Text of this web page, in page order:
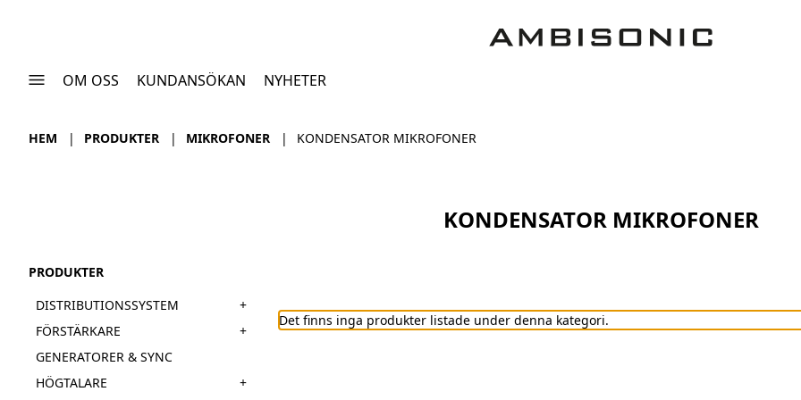
OM OSS KUNDANSÖKAN NYHETER
HEM PRODUKTER MIKROFONER KONDENSATOR MIKROFONER
KONDENSATOR MIKROFONER
PRODUKTER
DISTRIBUTIONSSYSTEM
+
FÖRSTÄRKARE
+
GENERATORER & SYNC
HÖGTALARE
+
Det finns inga produkter listade under denna kategori.